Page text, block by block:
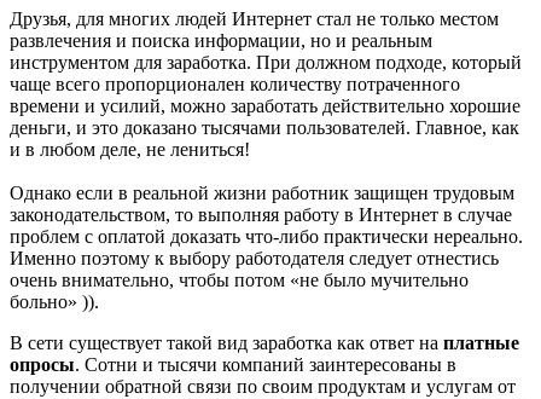
Друзья, для многих людей Интернет стал не только местом
развлечения и поиска информации, но и реальным
инструментом для заработка. При должном подходе, который
чаще всего пропорционален количеству потраченного
времени и усилий, можно заработать действительно хорошие
деньги, и это доказано тысячами пользователей. Главное, как
и в любом деле, не лениться!
Однако если в реальной жизни работник защищен трудовым
законодательством, то выполняя работу в Интернет в случае
проблем с оплатой доказать что-либо практически нереально.
Именно поэтому к выбору работодателя следует отнестись
очень внимательно, чтобы потом «не было мучительно
больно» )).
В сети существует такой вид заработка как ответ на платные
опросы. Сотни и тысячи компаний заинтересованы в
получении обратной связи по своим продуктам и услугам от